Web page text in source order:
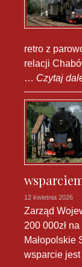
retro z
relacji
… Czytaj
12 kwietnia 2026
Zarząd
200 000zł
Małopolskie
wsparcie